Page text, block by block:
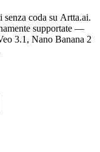
coda su Artta.ai.
supportate —
3.1, Nano Banana 2